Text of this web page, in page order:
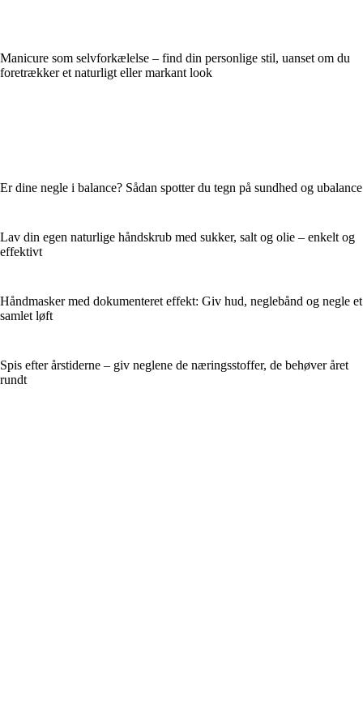
Manicure som selvforkælelse – find din personlige stil, uanset om du
foretrækker et naturligt eller markant look
Er dine negle i balance? Sådan spotter du tegn på sundhed og ubalance
Lav din egen naturlige håndskrub med sukker, salt og olie – enkelt og
effektivt
Håndmasker med dokumenteret effekt: Giv hud, neglebånd og negle et
samlet løft
Spis efter årstiderne – giv neglene de næringsstoffer, de behøver året
rundt